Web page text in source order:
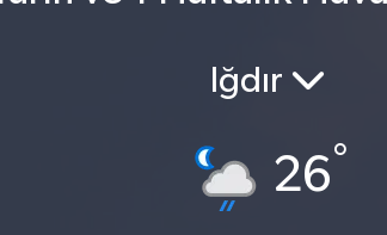
Iğdır
26°